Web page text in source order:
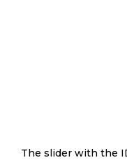
The slider with the